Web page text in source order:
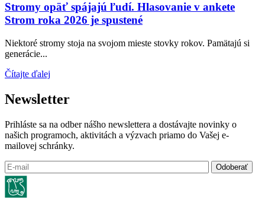
Stromy opäť spájajú ľudí. Hlasovanie v ankete
Strom roka 2026 je spustené
Niektoré stromy stoja na svojom mieste stovky rokov. Pamätajú si
generácie...
Čítajte ďalej
Newsletter
Prihláste sa na odber nášho newslettera a dostávajte novinky o
našich programoch, aktivitách a výzvach priamo do Vašej e-
mailovej schránky.